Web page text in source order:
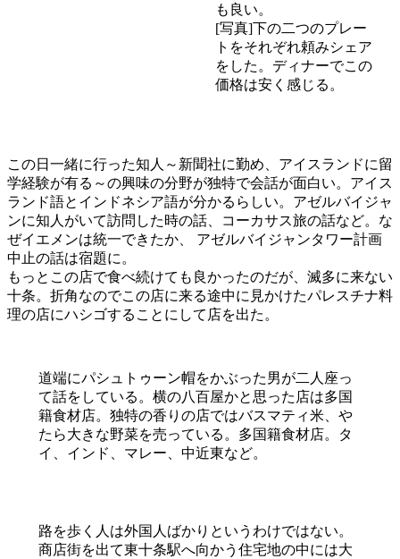
も良い。
[写真]下の二つのプレー
トをそれぞれ頼みシェア
をした。ディナーでこの
価格は安く感じる。
この日一緒に行った知人～新聞社に勤め、アイスランドに留
学経験が有る～の興味の分野が独特で会話が面白い。アイス
ランド語とインドネシア語が分かるらしい。アゼルバイジャ
ンに知人がいて訪問した時の話、コーカサス旅の話など。な
ぜイエメンは統一できたか、 アゼルバイジャンタワー計画
中止の話は宿題に。
もっとこの店で食べ続けても良かったのだが、滅多に来ない
十条。折角なのでこの店に来る途中に見かけたパレスチナ料
理の店にハシゴすることにして店を出た。
道端にパシュトゥーン帽をかぶった男が二人座っ
て話をしている。横の八百屋かと思った店は多国
籍食材店。独特の香りの店ではバスマティ米、や
たら大きな野菜を売っている。多国籍食材店。タ
イ、インド、マレー、中近東など。
路を歩く人は外国人ばかりというわけではない。
商店街を出て東十条駅へ向かう住宅地の中には大